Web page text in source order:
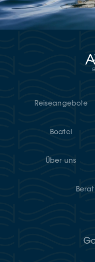
Rei­se­an­ge­bo­te
Boatel
Über uns